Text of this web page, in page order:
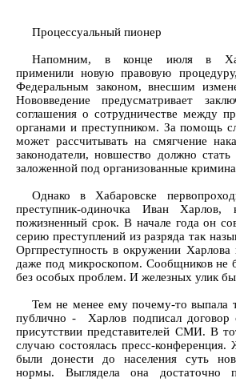
Процессуальный пионер
Напомним, в конце июля в
применили новую правовую
Федеральным законом, внесшим
Нововведение предусматривает
соглашения о сотрудничестве между
органами и преступником. За помощь
может рассчитывать на смягчение
законодатели, новшество должно
заложенной под организованные
Однако в Хабаровске
преступник-одиночка Иван Харлов,
пожизненный срок. В начале года он
серию преступлений из разряда так
Оргпреступность в окружении Харлова
даже под микроскопом. Сообщников не
без особых проблем. И железных улик
Тем не менее ему почему-то выпала
публично - Харлов подписал договор
присутствии представителей СМИ. В
случаю состоялась пресс-
были донести до населения суть
нормы. Выглядела она достаточно